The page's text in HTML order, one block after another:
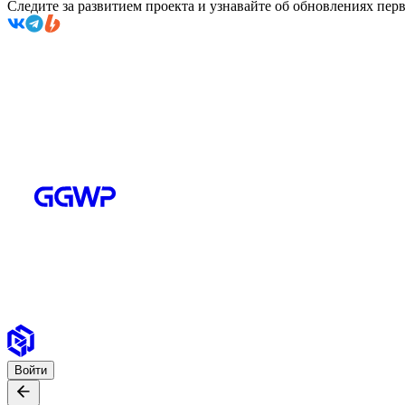
Следите за развитием проекта и узнавайте об обновлениях
Войти